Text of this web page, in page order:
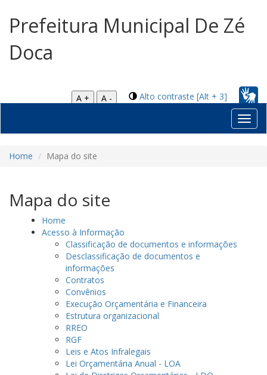
Prefeitura Municipal De Zé
Doca
Alto contraste [Alt + 3]
A +
A -
Home Mapa do site
Mapa do site
Home
Acesso à Informação
Classificação de documentos e informações
Desclassificação de documentos e
informações
Contratos
Convênios
Execução Orçamentária e Financeira
Estrutura organizacional
RREO
RGF
Leis e Atos Infralegais
Lei Orçamentária Anual - LOA